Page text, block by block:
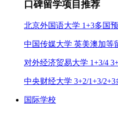
口碑留学项目推荐
北京外国语大学 1+3多国
中国传媒大学 英美澳加等
对外经济贸易大学 1+3/4
中央财经大学 3+2/1+3/
国际学校